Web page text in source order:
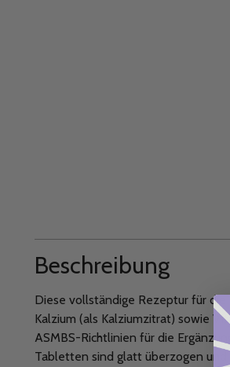
Beschreibung
Diese vollständige Rezeptur für
Kalzium (als Kalziumzitrat) sowie
ASMBS-Richtlinien für die
Tabletten sind glatt überzogen und